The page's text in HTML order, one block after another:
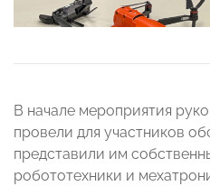
В начале мероприятия
провели для участников
представили им
робототехники и